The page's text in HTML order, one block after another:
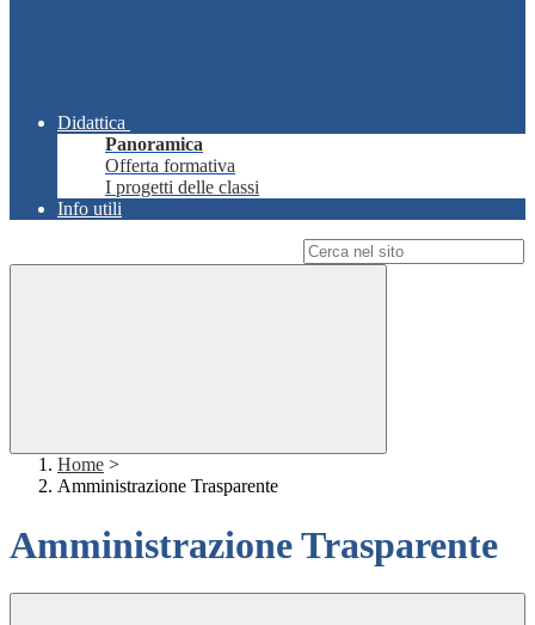
Didattica
Panoramica
Offerta formativa
I progetti delle classi
Info utili
Home >
Amministrazione Trasparente
Amministrazione Trasparente